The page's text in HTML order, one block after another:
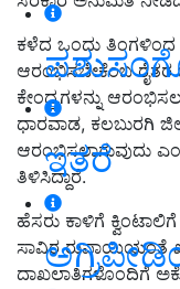
ಇತರೆ
ಕಳೆದ ಒಂದು ತಿಂಗಳಿಂದ
ಆರಂಭಿಸಬೇಕೆಂಬ ರೈತರ
ಕೇಂದ್ರಗಳನ್ನು
ಧಾರವಾಡ, ಕಲಬುರಗಿ
ಆರಂಭಿಸಲಾಗುವುದು
ತಿಳಿಸಿದ್ದಾರೆ.
ಹೆಸರು ಕಾಳಿಗೆ
ಸಾವಿರ ರುಪಾಯಿಯಂತೆ
ದಾಖಲಾತಿಗಳೊಂದಿಗೆ